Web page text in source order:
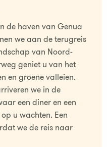
de haven van Genua
we aan de terugreis
van Noord-
geniet u van het
en groene valleien.
we in de
een diner en een
u wachten. Een
we de reis naar